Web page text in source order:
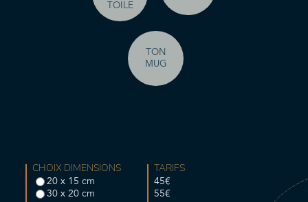
TOILE
TON
MUG
CHOIX DIMENSIONS
20 x 15 cm
30 x 20 cm
TARIFS
45€
55€